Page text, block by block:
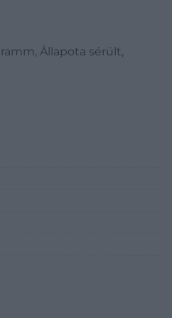
Állapota sérült,